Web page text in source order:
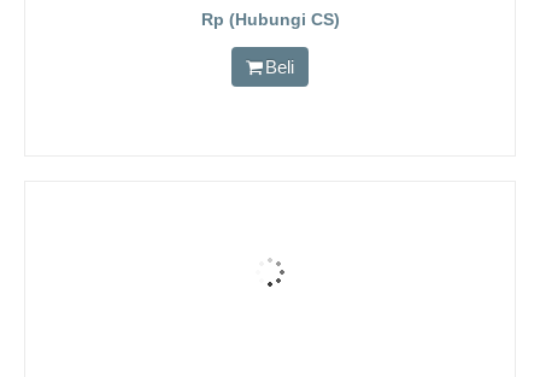
Rp (Hubungi CS)
Beli